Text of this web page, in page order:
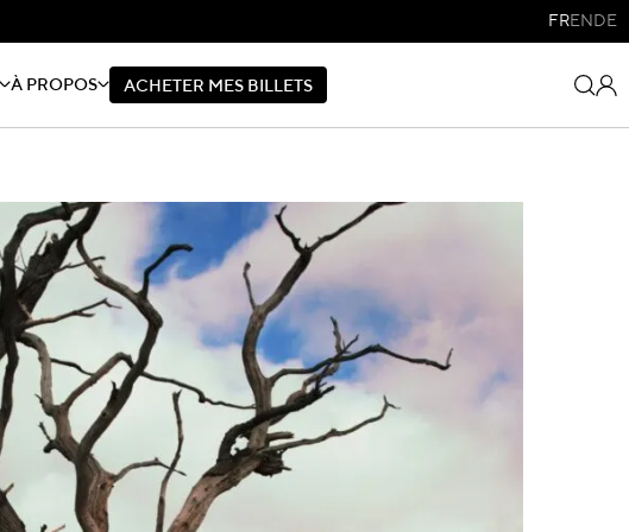
FREN DE
À PROPOS AC H ET ER M ES B LLET S
ACHETER MES BILLETS